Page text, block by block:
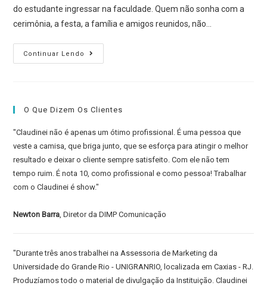
do estudante ingressar na faculdade. Quem não sonha com a
cerimônia, a festa, a família e amigos reunidos, não…
Continuar Lendo
as
cursos
graduação
O Que Dizem Os Clientes
"Claudinei não é apenas um ótimo profissional. É uma pessoa que
veste a camisa, que briga junto, que se esforça para atingir o melhor
resultado e deixar o cliente sempre satisfeito. Com ele não tem
tempo ruim. É nota 10, como profissional e como pessoa! Trabalhar
com o Claudinei é show."
Newton Barra, Diretor da DIMP Comunicação
"Durante três anos trabalhei na Assessoria de Marketing da
Universidade do Grande Rio - UNIGRANRIO, localizada em Caxias - RJ.
Produzíamos todo o material de divulgação da Instituição. Claudinei